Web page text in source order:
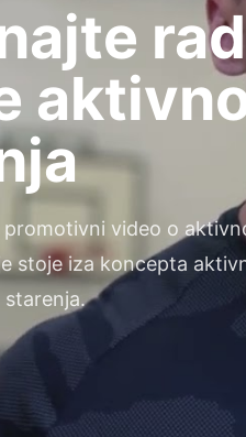
rad
video o
stoje iza koncepta